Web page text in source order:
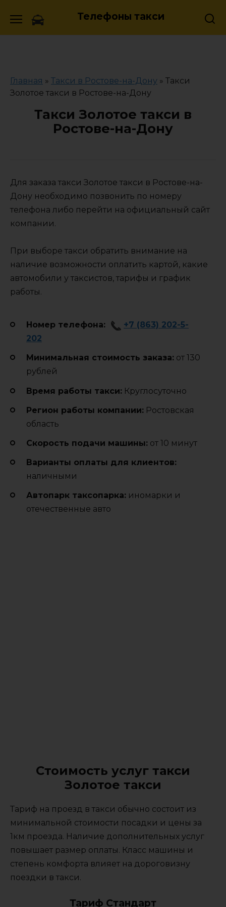
Телефоны такси
Главная » Такси в Ростове-на-Дону » Такси
Золотое такси в Ростове-на-Дону
Такси Золотое такси в
Ростове-на-Дону
Для заказа такси Золотое такси в Ростове-на-
Дону необходимо позвонить по номеру
телефона либо перейти на официальный сайт
компании.
При выборе такси обратить внимание на
наличие возможности оплатить картой, какие
автомобили у таксистов, тарифы и график
работы.
Номер телефона:
+7 (863) 202-5-
202
Минимальная стоимость заказа: от 130
рублей
Время работы такси: Круглосуточно
Регион работы компании: Ростовская
область
Cкорость подачи машины: от 10 минут
Варианты оплаты для клиентов:
наличными
Автопарк таксопарка: иномарки и
отечественные авто
Стоимость услуг такси
Золотое такси
Тариф на проезд в такси обычно состоит из
минимальной стоимости посадки и цены за
1км проезда. Наличие дополнительных услуг
повышает размер оплаты. Класс машины и
степень комфорта влияет на дороговизну
поездки в такси.
Тариф Стандарт